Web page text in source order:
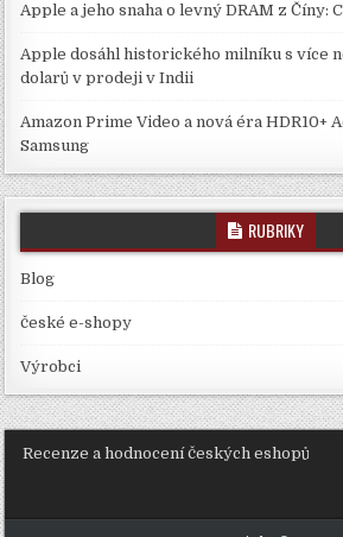
Apple a jeho snaha o levný DRAM z Číny:
Apple dosáhl historického milníku s více
dolarů v prodeji v Indii
Amazon Prime Video a nová éra HDR10+
Samsung
RUBRIKY
Blog
české e-shopy
Výrobci
Recenze a hodnocení českých eshopů